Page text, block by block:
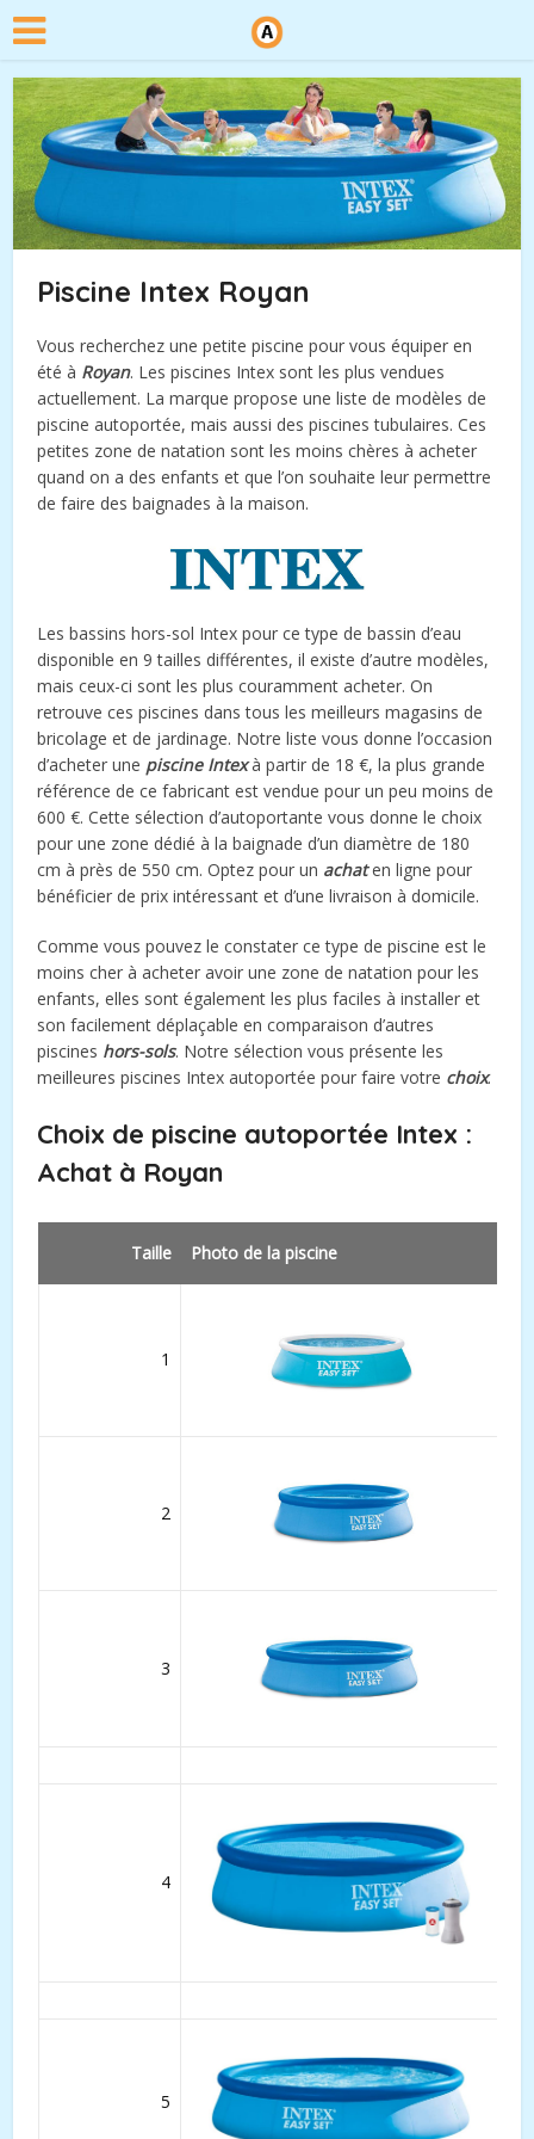
Piscine Intex Royan
Vous recherchez une petite piscine pour vous équiper en
été à Royan. Les piscines Intex sont les plus vendues
actuellement. La marque propose une liste de modèles de
piscine autoportée, mais aussi des piscines tubulaires. Ces
petites zone de natation sont les moins chères à acheter
quand on a des enfants et que l’on souhaite leur permettre
de faire des baignades à la maison.
Les bassins hors-sol Intex pour ce type de bassin d’eau
disponible en 9 tailles différentes, il existe d’autre modèles,
mais ceux-ci sont les plus couramment acheter. On
retrouve ces piscines dans tous les meilleurs magasins de
bricolage et de jardinage. Notre liste vous donne l’occasion
d’acheter une piscine Intexà partir de 18 €, la plus grande
référence de ce fabricant est vendue pour un peu moins de
600 €. Cette sélection d’autoportante vous donne le choix
pour une zone dédié à la baignade d’un diamètre de 180
cm à près de 550 cm. Optez pour un achaten ligne pour
bénéficier de prix intéressant et d’une livraison à domicile.
Comme vous pouvez le constater ce type de piscine est le
moins cher à acheter avoir une zone de natation pour les
enfants, elles sont également les plus faciles à installer et
son facilement déplaçable en comparaison d’autres
piscines hors-sols. Notre sélection vous présente les
meilleures piscines Intex autoportée pour faire votre choix.
Choix de piscine autoportée Intex :
Achat à Royan
Taille Photo de la piscine
1
2
3
4
5